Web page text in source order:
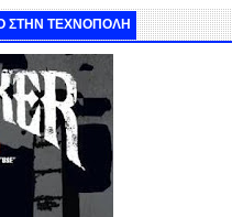
ΣΤΗΝ ΤΕΧΝΟΠΟΛΗ